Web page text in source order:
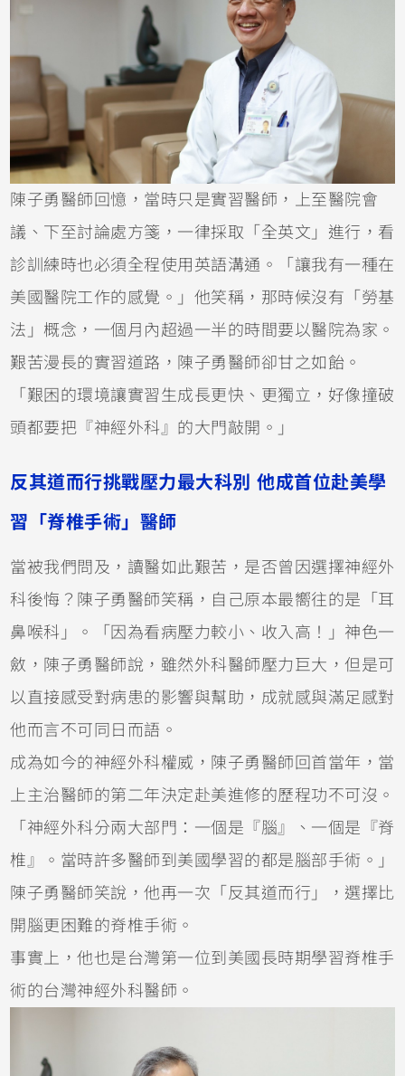
陳子勇醫師回憶，當時只是實習醫師，上至醫院會
議、下至討論處方箋，一律採取「全英文」進行，看
診訓練時也必須全程使用英語溝通。「讓我有一種在
美國醫院工作的感覺。」他笑稱，那時候沒有「勞基
法」概念，一個月內超過一半的時間要以醫院為家。
艱苦漫長的實習道路，陳子勇醫師卻甘之如飴。
「艱困的環境讓實習生成長更快、更獨立，好像撞破
頭都要把『神經外科』的大門敲開。」
反其道而行挑戰壓力最大科別 他成首位赴美學
習「脊椎手術」醫師
當被我們問及，讀醫如此艱苦，是否曾因選擇神經外
科後悔？陳子勇醫師笑稱，自己原本最嚮往的是「耳
鼻喉科」。「因為看病壓力較小、收入高！」神色一
斂，陳子勇醫師說，雖然外科醫師壓力巨大，但是可
以直接感受對病患的影響與幫助，成就感與滿足感對
他而言不可同日而語。
成為如今的神經外科權威，陳子勇醫師回首當年，當
上主治醫師的第二年決定赴美進修的歷程功不可沒。
「神經外科分兩大部門：一個是『腦』、一個是『脊
椎』。當時許多醫師到美國學習的都是腦部手術。」
陳子勇醫師笑說，他再一次「反其道而行」，選擇比
開腦更困難的脊椎手術。
事實上，他也是台灣第一位到美國長時期學習脊椎手
術的台灣神經外科醫師。